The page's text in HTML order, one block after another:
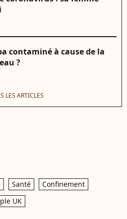
contaminé à cause de la
?
LES ARTICLES
Santé
Confinement
UK